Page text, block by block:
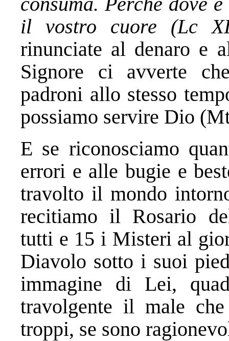
il vostro cuore (Lc
rinunciate al denaro e
Signore ci avverte
padroni allo stesso
possiamo servire Dio
E se riconosciamo
errori e alle bugie e
travolto il mondo
recitiamo il Rosario
tutti e 15 i Misteri al
Diavolo sotto i suoi
immagine di Lei,
travolgente il male
troppi, se sono